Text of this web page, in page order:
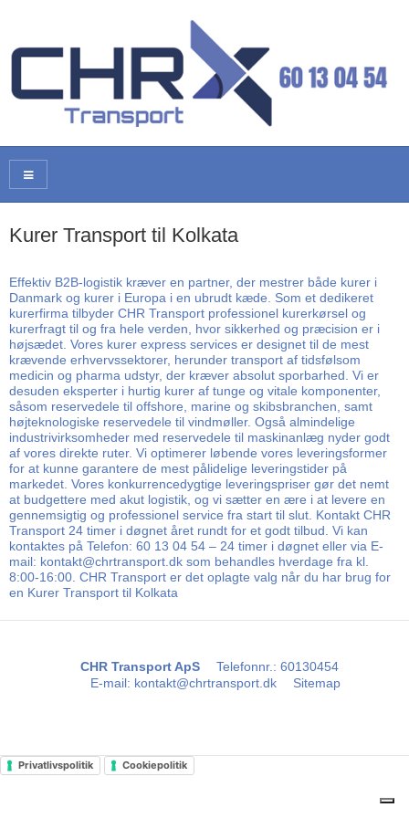
Kurer Transport til Kolkata
Effektiv B2B-logistik kræver en partner, der mestrer både kurer i
Danmark og kurer i Europa i en ubrudt kæde. Som et dedikeret
kurerfirma tilbyder CHR Transport professionel kurerkørsel og
kurerfragt til og fra hele verden, hvor sikkerhed og præcision er i
højsædet. Vores kurer express services er designet til de mest
krævende erhvervssektorer, herunder transport af tidsfølsom
medicin og pharma udstyr, der kræver absolut sporbarhed. Vi er
desuden eksperter i hurtig kurer af tunge og vitale komponenter,
såsom reservedele til offshore, marine og skibsbranchen, samt
højteknologiske reservedele til vindmøller. Også almindelige
industrivirksomheder med reservedele til maskinanlæg nyder godt
af vores direkte ruter. Vi optimerer løbende vores leveringsformer
for at kunne garantere de mest pålidelige leveringstider på
markedet. Vores konkurrencedygtige leveringspriser gør det nemt
at budgettere med akut logistik, og vi sætter en ære i at levere en
gennemsigtig og professionel service fra start til slut. Kontakt CHR
Transport 24 timer i døgnet året rundt for et godt tilbud. Vi kan
kontaktes på Telefon: 60 13 04 54 – 24 timer i døgnet eller via E-
mail: kontakt@chrtransport.dk som behandles hverdage fra kl.
8:00-16:00. CHR Transport er det oplagte valg når du har brug for
en Kurer Transport til Kolkata
CHR Transport ApS Telefonnr.: 60130454
E-mail: kontakt@chrtransport.dk Sitemap
Privatlivspolitik Cookiepolitik